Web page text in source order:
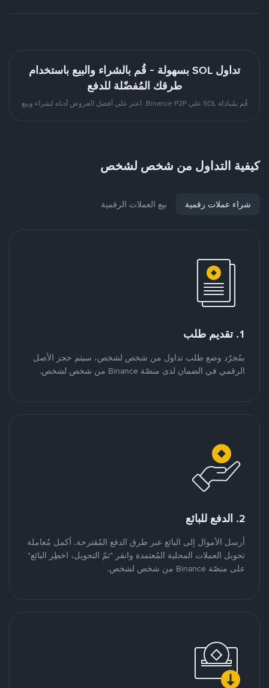
تداول SOL بسهولة - قُم بالشراء والبيع باستخدام
طرقك المُفضّلة للدفع
قُم بمُبادلة SOL على Binance P2P. اعثر على أفضل العروض أدناه لشراء وبيع
كيفية التداول من شخص لشخص
شراء عملات رقمية بيع العملات الرقمية
1. تقديم طلب
بمُجرّد وضع طلب تداول من شخص لشخص، سيتم حجز الأصل
الرقمي في الضمان لدى منصّة Binance من شخص لشخص.
2. الدفع للبائع
أرسل الأموال إلى البائع عبر طرق الدفع المُقترحة. أكمل مُعاملة
تحويل العملات المحلية المُعتمدة وانقر "تمّ التحويل، اخطِر البائع"
على منصّة Binance من شخص لشخص.